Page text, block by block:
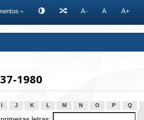
A- A A+
1980
J K L M N O P Q